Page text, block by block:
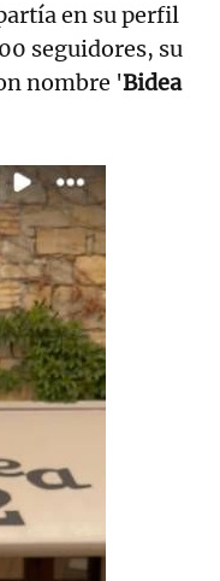
en su perfil
seguidores, su
nombre 'Bidea